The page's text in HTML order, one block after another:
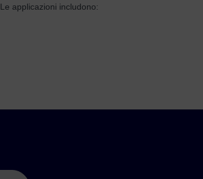
Le applicazioni includono: